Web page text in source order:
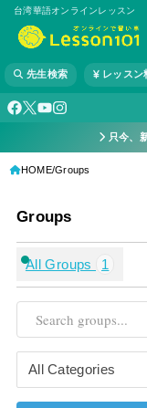
台湾華語オンラインレッスン
先生検索 レッスン
只今、
HOME Groups
Groups
All Groups 1
All Categories